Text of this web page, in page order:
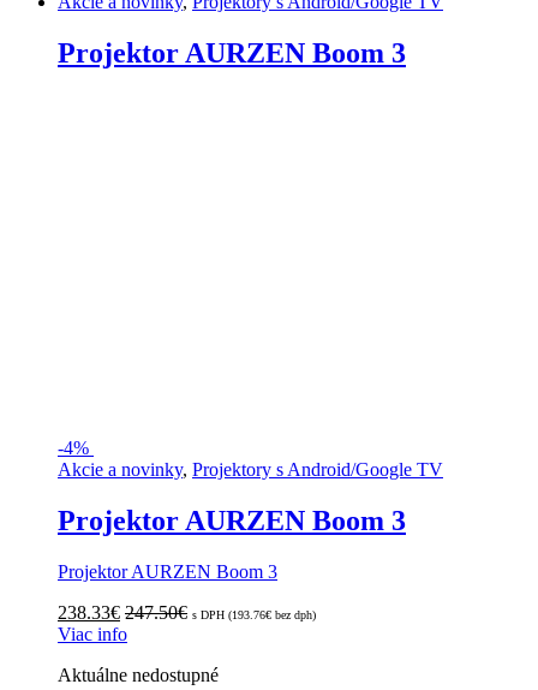
Projektor AURZEN Boom 3
-4%
Akcie a novinky, Projektory s Android/Google TV
Projektor AURZEN Boom 3
Projektor AURZEN Boom 3
238.33€ 247.50€ s DPH (193.76€ bez dph)
Viac info
Aktuálne nedostupné